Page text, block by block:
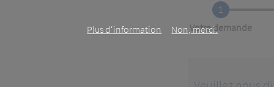
Plus d‘information Non, merci.
1
Current
Votre demande